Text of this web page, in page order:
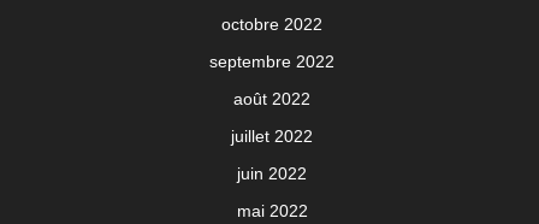
octobre 2022
septembre 2022
août 2022
juillet 2022
juin 2022
mai 2022